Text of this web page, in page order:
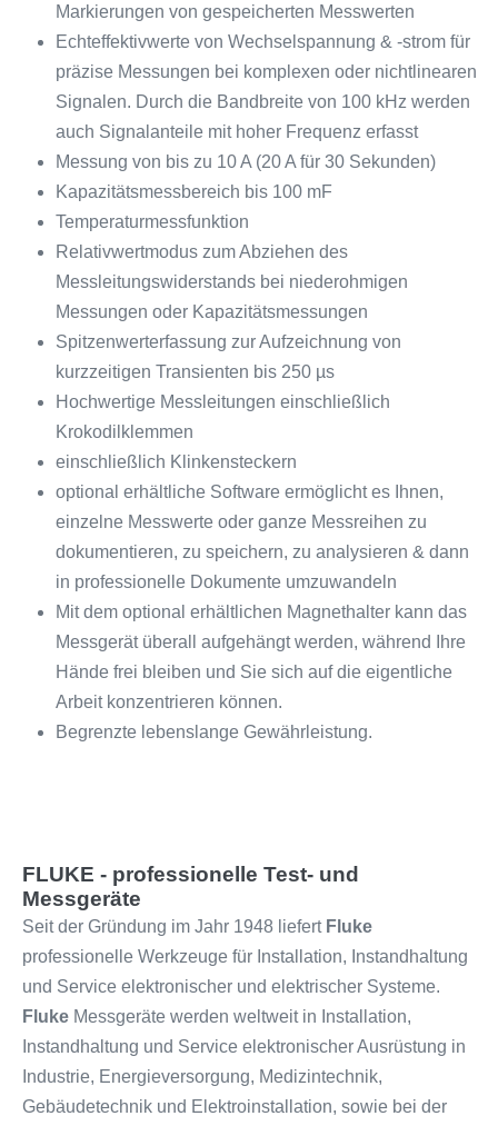
Markierungen von gespeicherten Messwerten
Echteffektivwerte von Wechselspannung & -strom für
präzise Messungen bei komplexen oder nichtlinearen
Signalen. Durch die Bandbreite von 100 kHz werden
auch Signalanteile mit hoher Frequenz erfasst
Messung von bis zu 10 A (20 A für 30 Sekunden)
Kapazitätsmessbereich bis 100 mF
Temperaturmessfunktion
Relativwertmodus zum Abziehen des
Messleitungswiderstands bei niederohmigen
Messungen oder Kapazitätsmessungen
Spitzenwerterfassung zur Aufzeichnung von
kurzzeitigen Transienten bis 250 µs
Hochwertige Messleitungen einschließlich
Krokodilklemmen
einschließlich Klinkensteckern
optional erhältliche Software ermöglicht es Ihnen,
einzelne Messwerte oder ganze Messreihen zu
dokumentieren, zu speichern, zu analysieren & dann
in professionelle Dokumente umzuwandeln
Mit dem optional erhältlichen Magnethalter kann das
Messgerät überall aufgehängt werden, während Ihre
Hände frei bleiben und Sie sich auf die eigentliche
Arbeit konzentrieren können.
Begrenzte lebenslange Gewährleistung.
FLUKE - professionelle Test- und
Messgeräte
Seit der Gründung im Jahr 1948 liefert Fluke
professionelle Werkzeuge für Installation, Instandhaltung
und Service elektronischer und elektrischer Systeme.
Fluke Messgeräte werden weltweit in Installation,
Instandhaltung und Service elektronischer Ausrüstung in
Industrie, Energieversorgung, Medizintechnik,
Gebäudetechnik und Elektroinstallation, sowie bei der